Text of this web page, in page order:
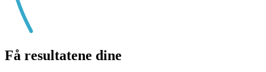
Få resultatene dine